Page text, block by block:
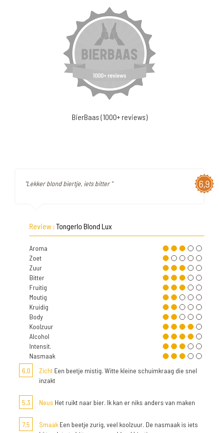
BierBaas (1000+ reviews)
6,9
"Lekker blond biertje, iets bitter "
Review : Tongerlo Blond Lux
Aroma
Zoet
Zuur
Bitter
Fruitig
Moutig
Kruidig
Body
Koolzuur
Alcohol
Intensit.
Nasmaak
6,0
Zicht Een beetje mistig. Witte kleine schuimkraag die snel
inzakt
5,3 Neus Het ruikt naar bier. Ik kan er niks anders van maken
7,5 Smaak Een beetje zurig, veel koolzuur. De nasmaak is iets